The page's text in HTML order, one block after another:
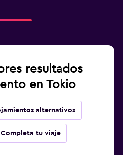
resultados
en Tokio
alternativos
Completa tu viaje